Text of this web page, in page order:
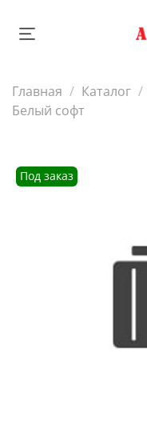
Главная Каталог
Белый софт
Под заказ